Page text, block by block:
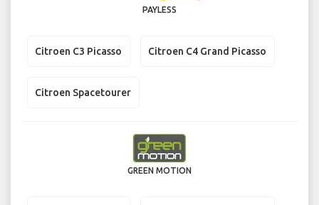
PAYLESS
Citroen C3 Picasso Citroen C4 Grand Picasso
Citroen Spacetourer
GREEN MOTION